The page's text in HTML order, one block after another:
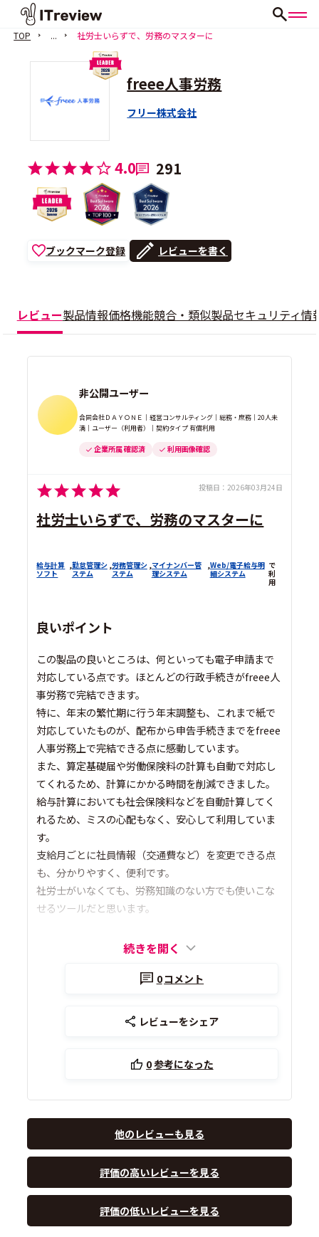
TOP ... 社労士いらずで、労務のマスターに
freee人事労務
フリー株式会社
4.0 291
ブックマーク登録 レビューを書く
レビュー製品情報価格機能競合・類似製品セキュリティ情
非公開ユーザー
合同会社ＤＡＹＯＮＥ｜経営コンサルティング｜総務・庶務｜20人未
満｜ユーザー（利用者）｜契約タイプ 有償利用
企業所属 確認済 利用画像確認
投稿日： 2026年03月24日
社労士いらずで、労務のマスターに
給与計算
ソフト
,勤怠管理シ
ステム
,労務管理シ
ステム
,マイナンバー管
理システム
,Web/電子給与明
細システム
で
利
用
良いポイント
この製品の良いところは、何といっても電子申請まで
対応している点です。ほとんどの行政手続きがfreee人
事労務で完結できます。
特に、年末の繁忙期に行う年末調整も、これまで紙で
対応していたものが、配布から申告手続きまでをfreee
人事労務上で完結できる点に感動しています。
また、算定基礎届や労働保険料の計算も自動で対応し
てくれるため、計算にかかる時間を削減できました。
給与計算においても社会保険料などを自動計算してく
れるため、ミスの心配もなく、安心して利用していま
す。
支給月ごとに社員情報（交通費など）を変更できる点
も、分かりやすく、便利です。
社労士がいなくても、労務知識のない方でも使いこな
せるツールだと思います。
続きを開く
0コメント
レビューをシェア
0参考になった
他のレビューも見る
評価の高いレビューを見る
評価の低いレビューを見る